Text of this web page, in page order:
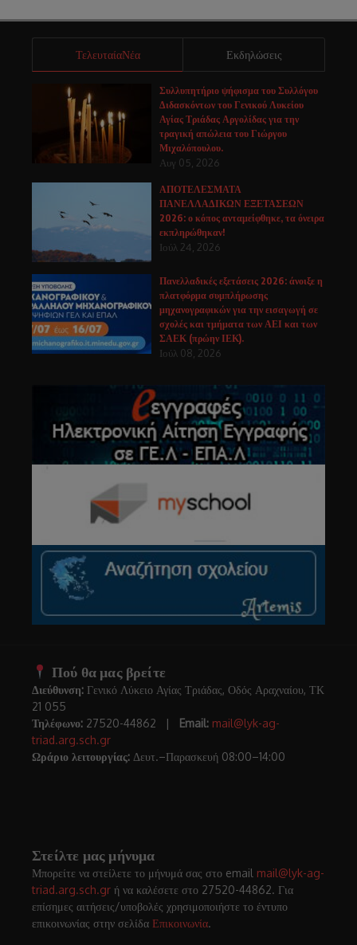
ΤελευταίαΝέα Εκδηλώσεις
Συλλυπητήριο ψήφισμα του Συλλόγου
Διδασκόντων του Γενικού Λυκείου
Αγίας Τριάδας Αργολίδας για την
τραγική απώλεια του Γιώργου
Μιχαλόπουλου.
Αυγ 05, 2026
ΑΠΟΤΕΛΕΣΜΑΤΑ
ΠΑΝΕΛΛΑΔΙΚΩΝ ΕΞΕΤΑΣΕΩΝ
2026: ο κόπος ανταμείφθηκε, τα όνειρα
εκπληρώθηκαν!
Ιούλ 24, 2026
Πανελλαδικές εξετάσεις 2026: άνοιξε η
πλατφόρμα συμπλήρωσης
μηχανογραφικών για την εισαγωγή σε
σχολές και τμήματα των ΑΕΙ και των
ΣΑΕΚ (πρώην ΙΕΚ).
Ιούλ 08, 2026
Πού θα μας βρείτε
Διεύθυνση: Γενικό Λύκειο Αγίας Τριάδας, Οδός Αραχναίου, ΤΚ
21 055
Τηλέφωνο: 27520-44862 | Email: mail@lyk-ag-
triad.arg.sch.gr
Ωράριο λειτουργίας: Δευτ.–Παρασκευή 08:00–14:00
Στείλτε μας μήνυμα
Μπορείτε να στείλετε το μήνυμά σας στο email mail@lyk-ag-
triad.arg.sch.gr ή να καλέσετε στο 27520-44862. Για
επίσημες αιτήσεις/υποβολές χρησιμοποιήστε το έντυπο
επικοινωνίας στην σελίδα Επικοινωνία.